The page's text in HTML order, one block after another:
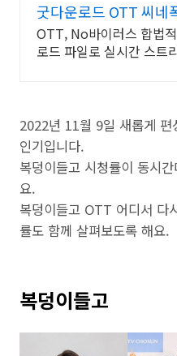
굿다운로드 OTT 씨네
3만원+10%추가적립
OTT, No바이러스 합법
로드 파일로 실시간 스트
2022년 11월 9일 새롭게
인기입니다.
복덩이들고 시청률이 동시
요.
복덩이들고 OTT 어디서 다
률도 함께 살펴보도록 해요.
복덩이들고